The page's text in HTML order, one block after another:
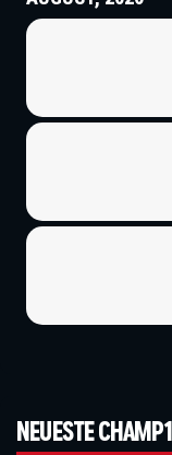
NEUESTE